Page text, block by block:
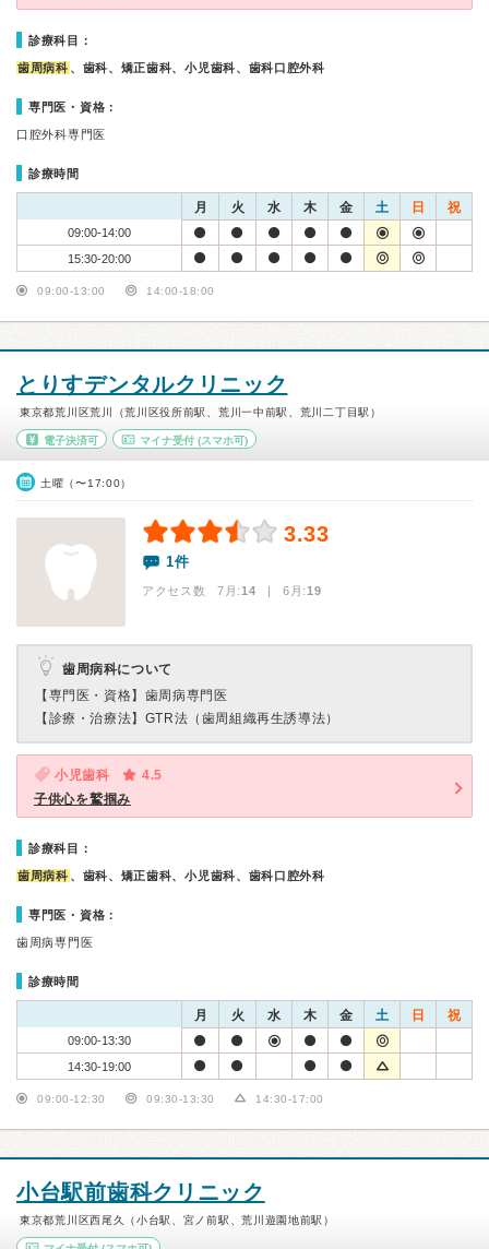
診療科目：
歯周病科 、歯科、矯正歯科、小児歯科、歯科口腔外科
専門医・資格：
口腔外科専門医
診療時間
月 火 水 木 金 土 日 祝
09:00-14:00
15:30-20:00
09:00-13:00 14:00-18:00
とりすデンタルクリニック
東京都荒川区荒川（荒川区役所前駅、荒川一中前駅、荒川二丁目駅）
電子決済可 マイナ受付(スマホ可)
土曜（〜17:00）
3.33
1件
アクセス数 7月:14 | 6月:19
歯周病科について
【専門医・資格】 歯周病専門医
【診療・治療法】 GTR法（歯周組織再生誘導法）
小児歯科
4.5
子供心を鷲掴み
診療科目：
歯周病科 、歯科、矯正歯科、小児歯科、歯科口腔外科
専門医・資格：
歯周病専門医
診療時間
月 火 水 木 金 土 日 祝
09:00-13:30
14:30-19:00
09:00-12:30 09:30-13:30 14:30-17:00
小台駅前歯科クリニック
東京都荒川区西尾久（小台駅、宮ノ前駅、荒川遊園地前駅）